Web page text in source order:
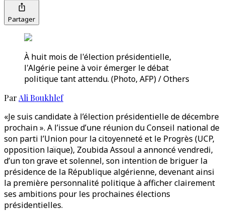
Partager
À huit mois de l'élection présidentielle,
l'Algérie peine à voir émerger le débat
politique tant attendu. (Photo, AFP) / Others
Par Ali Boukhlef
«Je suis candidate à l’élection présidentielle de décembre
prochain ». A l’issue d’une réunion du Conseil national de
son parti l’Union pour la citoyenneté et le Progrès (UCP,
opposition laïque), Zoubida Assoul a annoncé vendredi,
d’un ton grave et solennel, son intention de briguer la
présidence de la République algérienne, devenant ainsi
la première personnalité politique à afficher clairement
ses ambitions pour les prochaines élections
présidentielles.